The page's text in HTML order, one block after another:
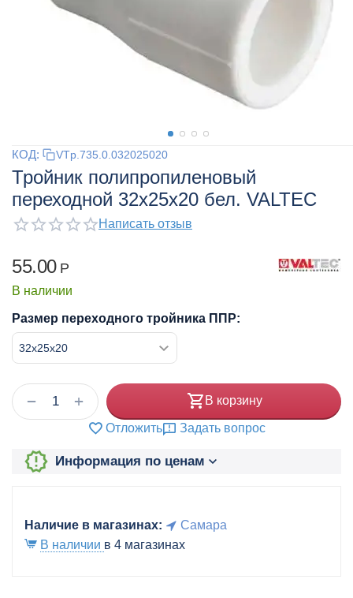
КОД: VTp.735.0.032025020
Тройник полипропиленовый
переходной 32x25x20 бел. VALTEC
Написать отзыв
55.00 Р
В наличии
Размер переходного тройника ППР:
+
− В корзину
Отложить Задать вопрос
Информация по ценам
Наличие в магазинах:
Самара
В наличии в 4 магазинах